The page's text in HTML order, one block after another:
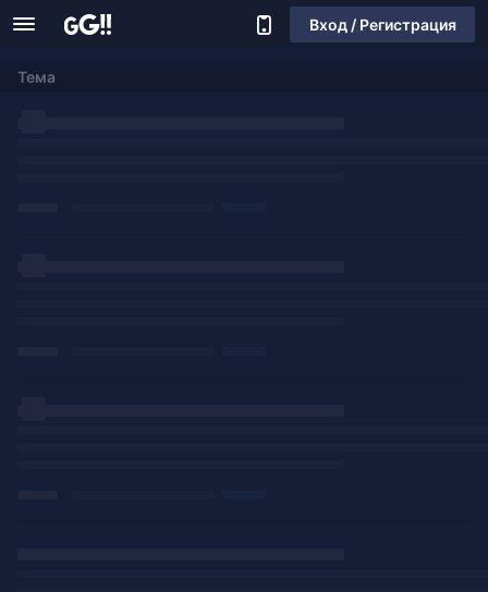
Вход / Регистрация
Тема